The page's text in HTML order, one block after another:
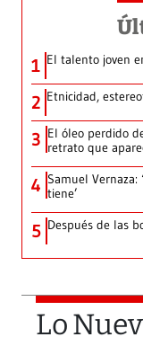
1 El talento joven
2 Etnicidad,
3 El óleo perdido
retrato que
4 Samuel Vernaza:
tiene’
5 Después de las
Lo